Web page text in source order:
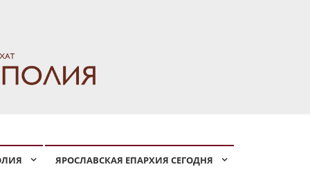
ЯРОСЛАВСКАЯ ЕПАРХИЯ СЕГОДНЯ